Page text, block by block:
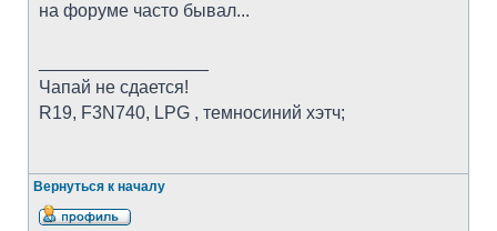
на форуме часто бывал...
Чапай не сдается!
R19, F3N740, LPG , темносиний хэтч;
Вернуться к началу